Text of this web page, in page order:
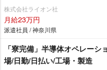
株式会社ライオン社
月給23万円
派遣社員 / 神奈川県
「寮完備」半導体オペレー
場/日勤/日払い/工場・製造